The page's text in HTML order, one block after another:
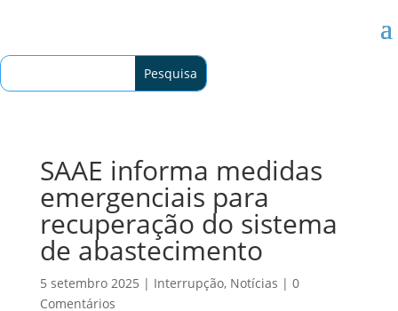
SAAE informa medidas
emergenciais para
recuperação do sistema
de abastecimento
5 setembro 2025 | Interrupção, Notícias | 0
Comentários